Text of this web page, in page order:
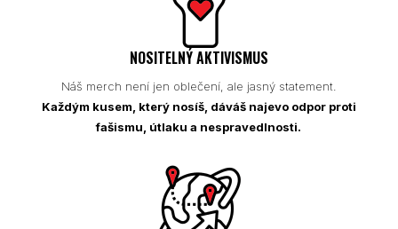
NOSITELNÝ AKTIVISMUS
Náš merch není jen oblečení, ale jasný statement.
Každým kusem, který nosíš, dáváš najevo odpor proti
fašismu, útlaku a nespravedlnosti.